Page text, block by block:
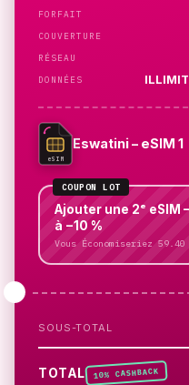
FORFAIT
COUVERTURE
RÉSEAU
DONNÉES
eSIM
Eswatini – eSIM 1
COUPON LOT
Ajouter une 2ᵉ eSIM
à −10 %
Vous Économiseriez
SOUS-TOTAL
TOTAL 10% CASHBACK